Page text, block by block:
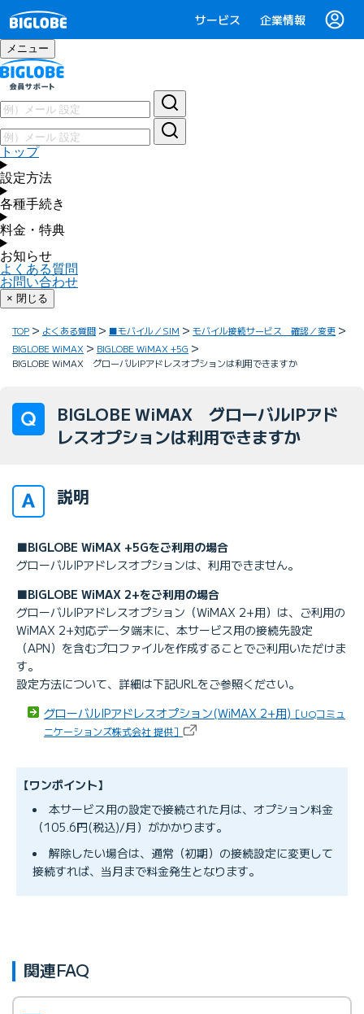
サービス 企業情報
メニュー
トップ
設定方法
各種手続き
料金・特典
お知らせ
よくある質問
お問い合わせ
× 閉じる
TOP よくある質問 ■モバイル／SIM
モバイル接続サービス 確認／変更
BIGLOBE WiMAX
BIGLOBE WiMAX +5G
BIGLOBE WiMAX グローバルIPアドレスオプションは利用できますか
BIGLOBE WiMAX グローバルIPアド
レスオプションは利用できますか
説明
■BIGLOBE WiMAX +5Gをご利用の場合
グローバルIPアドレスオプションは、利用できません。
■BIGLOBE WiMAX 2+をご利用の場合
グローバルIPアドレスオプション（WiMAX 2+用）は、ご利用の
WiMAX 2+対応データ端末に、本サービス用の接続先設定
（APN）を含むプロファイルを作成することでご利用いただけま
す。
設定方法について、詳細は下記URLをご参照ください。
グローバルIPアドレスオプション(WiMAX 2+用) ［UQコミュ
ニケーションズ株式会社 提供］
【ワンポイント】
本サービス用の設定で接続された月は、オプション料金
（105.6円(税込)/月）がかかります。
解除したい場合は、通常（初期）の接続設定に変更して
接続すれば、当月まで料金発生となります。
関連FAQ